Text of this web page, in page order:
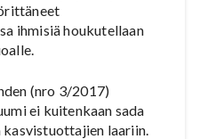
ihmisiä houkutellaan
(nro 3/2017)
ei kuitenkaan sada
kasvistuottajien laariin.